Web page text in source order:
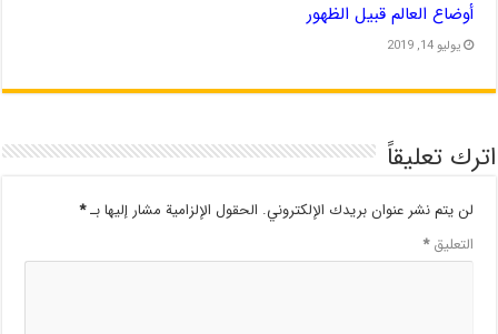
أوضاع العالم قبيل الظهور
يوليو 14, 2019
اترك تعليقاً
لن يتم نشر عنوان بريدك الإلكتروني. الحقول الإلزامية مشار إليها بـ*
التعليق*